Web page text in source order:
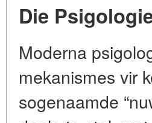
Die
Moderna
mekanismes vir
sogenaamde